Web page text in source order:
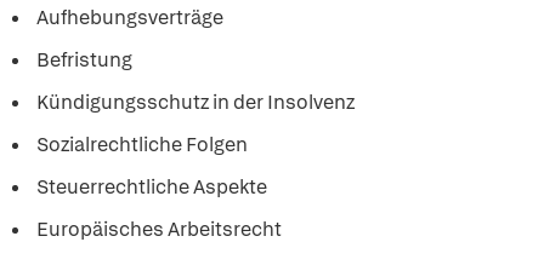
Aufhebungsverträge
Befristung
Kündigungsschutz in der Insolvenz
Sozialrechtliche Folgen
Steuerrechtliche Aspekte
Europäisches Arbeitsrecht